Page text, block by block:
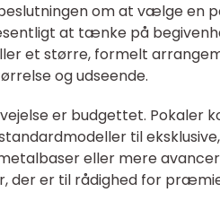
om at vælge en
at tænke på
et større, formelt
og udseende.
er budgettet. Pokaler
til
eller mere
der er til rådighed for